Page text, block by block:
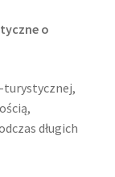
o
turystycznej,
długich